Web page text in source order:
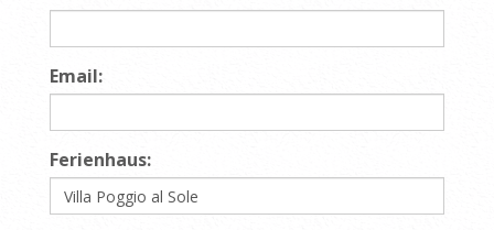
Email:
Ferienhaus: